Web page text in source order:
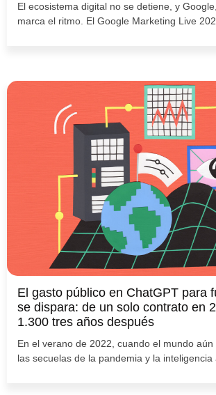
El ecosistema digital no se detiene, y
marca el ritmo. El Google Marketing Live
El gasto público en ChatGPT para
se dispara: de un solo contrato en
1.300 tres años después
En el verano de 2022, cuando el mundo
las secuelas de la pandemia y la inteligencia